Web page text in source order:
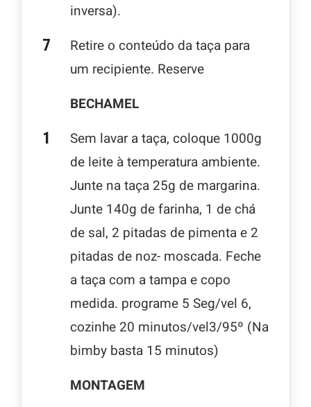
inversa).
Retire o conteúdo da taça para
um recipiente. Reserve
BECHAMEL
Sem lavar a taça, coloque 1000g
de leite à temperatura ambiente.
Junte na taça 25g de margarina.
Junte 140g de farinha, 1 de chá
de sal, 2 pitadas de pimenta e 2
pitadas de noz- moscada. Feche
a taça com a tampa e copo
medida. programe 5 Seg/vel 6,
cozinhe 20 minutos/vel3/95º (Na
bimby basta 15 minutos)
MONTAGEM